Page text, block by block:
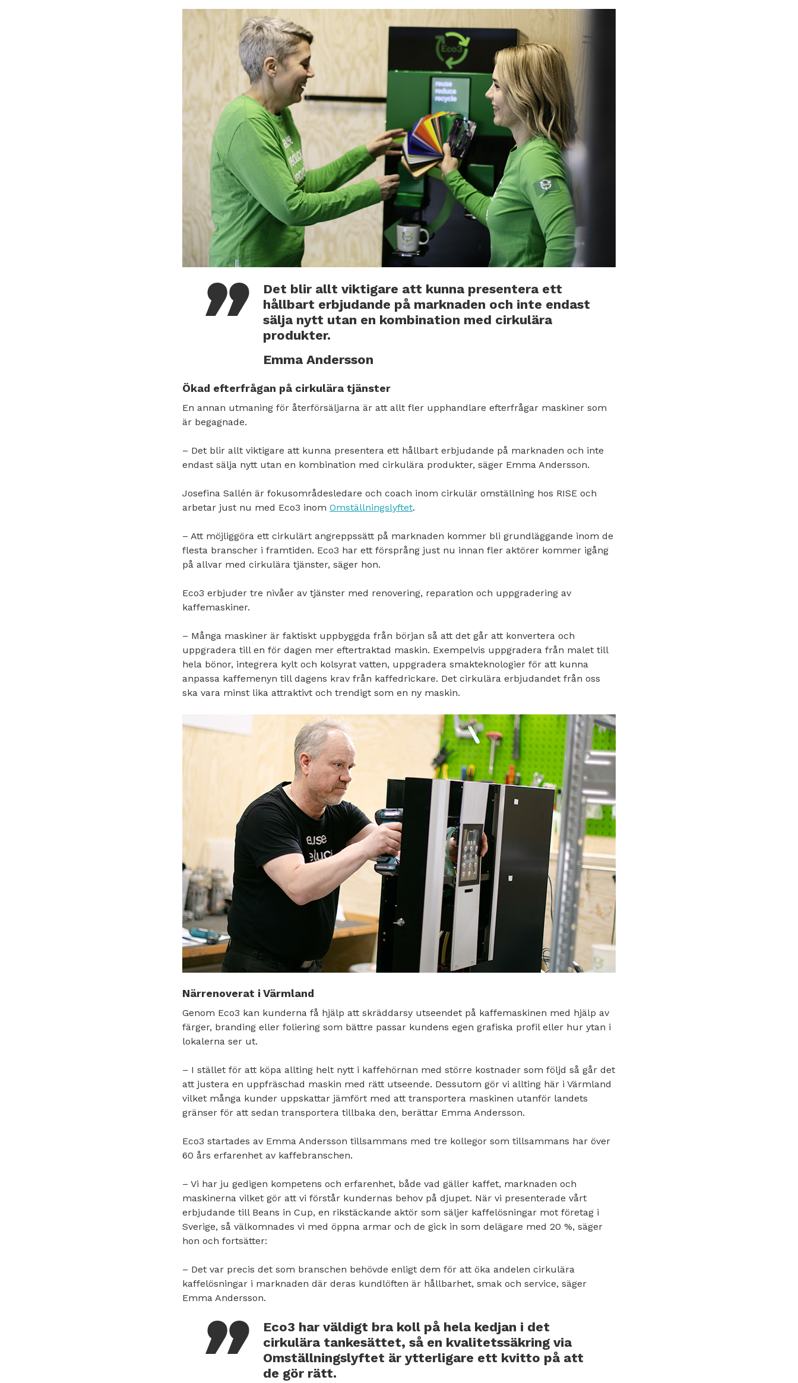
Det blir allt viktigare att kunna presentera ett
hållbart erbjudande på marknaden och inte endast
sälja nytt utan en kombination med cirkulära
produkter.
Emma Andersson
Ökad efterfrågan på cirkulära tjänster
En annan utmaning för återförsäljarna är att allt fler upphandlare efterfrågar maskiner som
är begagnade.
– Det blir allt viktigare att kunna presentera ett hållbart erbjudande på marknaden och inte
endast sälja nytt utan en kombination med cirkulära produkter, säger Emma Andersson.
Josefina Sallén är fokusområdesledare och coach inom cirkulär omställning hos RISE och
arbetar just nu med Eco3 inom Omställningslyftet.
– Att möjliggöra ett cirkulärt angreppssätt på marknaden kommer bli grundläggande inom de
flesta branscher i framtiden. Eco3 har ett försprång just nu innan fler aktörer kommer igång
på allvar med cirkulära tjänster, säger hon.
Eco3 erbjuder tre nivåer av tjänster med renovering, reparation och uppgradering av
kaffemaskiner.
– Många maskiner är faktiskt uppbyggda från början så att det går att konvertera och
uppgradera till en för dagen mer eftertraktad maskin. Exempelvis uppgradera från malet till
hela bönor, integrera kylt och kolsyrat vatten, uppgradera smakteknologier för att kunna
anpassa kaffemenyn till dagens krav från kaffedrickare. Det cirkulära erbjudandet från oss
ska vara minst lika attraktivt och trendigt som en ny maskin.
Närrenoverat i Värmland
Genom Eco3 kan kunderna få hjälp att skräddarsy utseendet på kaffemaskinen med hjälp av
färger, branding eller foliering som bättre passar kundens egen grafiska profil eller hur ytan i
lokalerna ser ut.
– I stället för att köpa allting helt nytt i kaffehörnan med större kostnader som följd så går det
att justera en uppfräschad maskin med rätt utseende. Dessutom gör vi allting här i Värmland
vilket många kunder uppskattar jämfört med att transportera maskinen utanför landets
gränser för att sedan transportera tillbaka den, berättar Emma Andersson.
Eco3 startades av Emma Andersson tillsammans med tre kollegor som tillsammans har över
60 års erfarenhet av kaffebranschen.
– Vi har ju gedigen kompetens och erfarenhet, både vad gäller kaffet, marknaden och
maskinerna vilket gör att vi förstår kundernas behov på djupet. När vi presenterade vårt
erbjudande till Beans in Cup, en rikstäckande aktör som säljer kaffelösningar mot företag i
Sverige, så välkomnades vi med öppna armar och de gick in som delägare med 20 %, säger
hon och fortsätter:
– Det var precis det som branschen behövde enligt dem för att öka andelen cirkulära
kaffelösningar i marknaden där deras kundlöften är hållbarhet, smak och service, säger
Emma Andersson.
Eco3 har väldigt bra koll på hela kedjan i det
cirkulära tankesättet, så en kvalitetssäkring via
Omställningslyftet är ytterligare ett kvitto på att
de gör rätt.